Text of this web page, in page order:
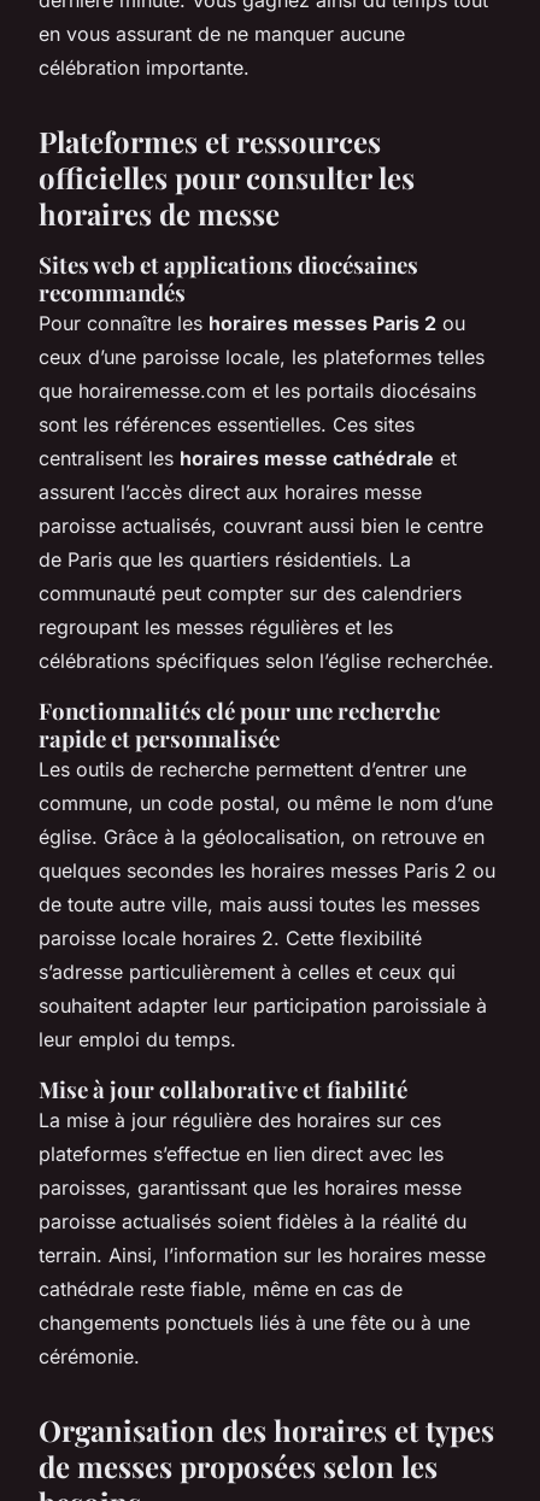
en vous assurant de ne manquer aucune
célébration importante.
Plateformes et ressources
officielles pour consulter les
horaires de messe
Sites web et applications diocésaines
recommandés
Pour connaître les horaires messes Paris 2 ou
ceux d’une paroisse locale, les plateformes telles
que horairemesse.com et les portails diocésains
sont les références essentielles. Ces sites
centralisent les horaires messe cathédrale et
assurent l’accès direct aux horaires messe
paroisse actualisés, couvrant aussi bien le centre
de Paris que les quartiers résidentiels. La
communauté peut compter sur des calendriers
regroupant les messes régulières et les
célébrations spécifiques selon l’église recherchée.
Fonctionnalités clé pour une recherche
rapide et personnalisée
Les outils de recherche permettent d’entrer une
commune, un code postal, ou même le nom d’une
église. Grâce à la géolocalisation, on retrouve en
quelques secondes les horaires messes Paris 2 ou
de toute autre ville, mais aussi toutes les messes
paroisse locale horaires 2. Cette flexibilité
s’adresse particulièrement à celles et ceux qui
souhaitent adapter leur participation paroissiale à
leur emploi du temps.
Mise à jour collaborative et fiabilité
La mise à jour régulière des horaires sur ces
plateformes s’effectue en lien direct avec les
paroisses, garantissant que les horaires messe
paroisse actualisés soient fidèles à la réalité du
terrain. Ainsi, l’information sur les horaires messe
cathédrale reste fiable, même en cas de
changements ponctuels liés à une fête ou à une
cérémonie.
Organisation des horaires et types
de messes proposées selon les